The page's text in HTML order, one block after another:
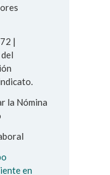
|
la Nómina
en